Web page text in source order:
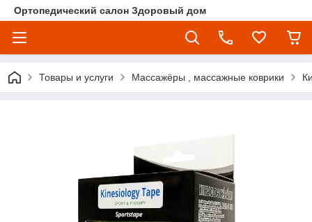
Ортопедический салон Здоровый дом
Товары и услуги Массажёры , массажные коврики